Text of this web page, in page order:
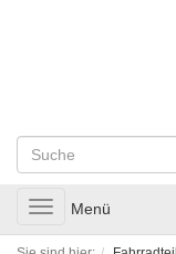
Toggle
navigation
Menü